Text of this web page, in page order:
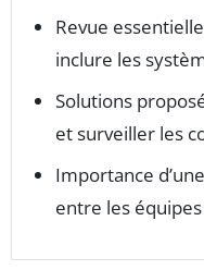
Revue
inclure les
Solutions
et surveiller les
Importance
entre les équipes